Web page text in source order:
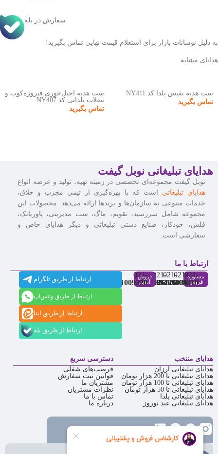
سفارش در بله
به دلیل نوسانات بازار برای استعلام قیمت نهایی تماس بگیرید!
هدایای مشابه
ست هدیه نفیس یلدا کد NY411
تماس بگیرید
ست هدیه آجیل‌خوری فیروزه‌کوب و
تنقلات یلدایی کد NY407
تماس بگیرید
هدایای تبلیغاتی نوبل گیفت
نوبل گیفت مجموعه‌ای تخصصی در زمینه تهیه، تولید و عرضه انواع
هدایای تبلیغاتی است که با بهره‌گیری از تیمی مجرب و خلاق،
خدمات متنوعی به سازمان‌ها و برندها ارائه می‌دهد. محصولات این
مجموعه شامل سررسید، تقویم، ماگ، ست مدیریتی، پاوربانک،
فلش، خودکار، صنایع دستی تبلیغاتی و دیگر هدایای خاص و
سفارشی است.
ارتباط با ما
مشاوره
فروش
021-
91009310
021-
86126036
021-
86126506
021-
88537803
فروش
آنلاین
021-
91009320
ارتباط از طریق تلگرام
ارتباط از طریق واتس‌اپ
ارتباط از طریق ایتا
ارتباط از طریق بله
هدایای منتخب
هدایای تبلیغاتی ارزان
هدایای تبلیغاتی تا 200 هزار تومان
هدایای تبلیغاتی تا 100 هزار تومان
هدایای تبلیغاتی تا 50 هزار تومان
هدایای تبلیغاتی یلدا
هدایای تبلیغاتی عید نوروز
دسترسی سریع
فرصت‌های شغلی
قوانین ثبت سفارش
مشتریان ما
نظرات مشتریان
تماس با ما
درباره ما